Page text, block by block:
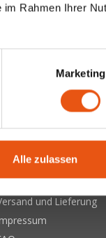
im Rahmen Ihrer
Marketing
Alle zulassen
Kundendienst
uns
Allgemeine
und Lieferung